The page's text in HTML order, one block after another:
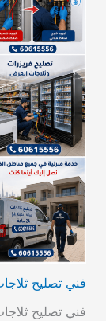
فني تصليح ثلاجات